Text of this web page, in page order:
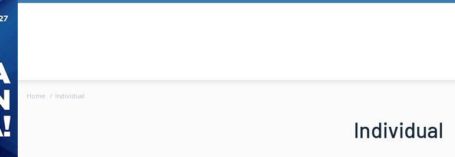
Home Individual
Individual